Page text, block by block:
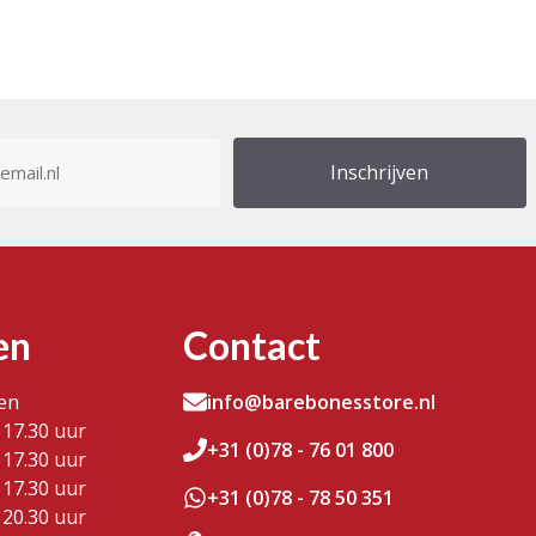
uur
uur
uur
uur
Contact
info@barebonesstore.nl
+31 (0)78 - 76 01 800
+31 (0)78 - 78 50 351